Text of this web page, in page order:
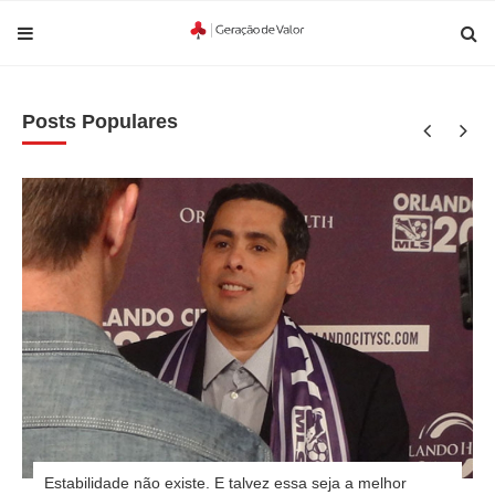
Posts Populares
Estabilidade não existe. E talvez essa seja a melhor